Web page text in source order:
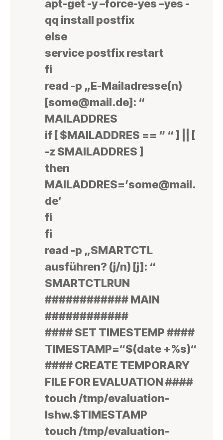
apt-get -y –force-yes –yes -
qq install postfix
else
service postfix restart
fi
read -p „E-Mailadresse(n)
[some@mail.de]: “
MAILADDRES
if [ $MAILADDRES == “ “ ] || [
-z $MAILADDRES ]
then
MAILADDRES=’some@mail.
de‘
fi
fi
read -p „SMARTCTL
ausführen? (j/n) [j]: “
SMARTCTLRUN
############ MAIN
############
#### SET TIMESTEMP ####
TIMESTAMP=“$(date +%s)“
#### CREATE TEMPORARY
FILE FOR EVALUATION ####
touch /tmp/evaluation-
lshw.$TIMESTAMP
touch /tmp/evaluation-